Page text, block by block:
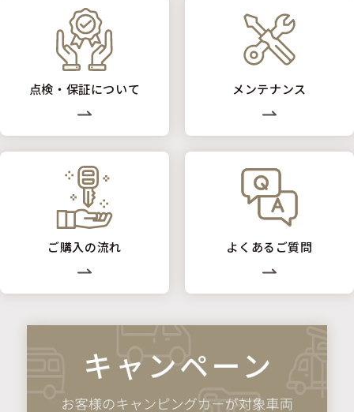
点検・保証について メンテナンス
ご購入の流れ よくあるご質問